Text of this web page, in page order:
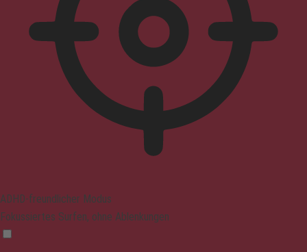
ADHD-freundlicher Modus
Fokussiertes Surfen, ohne Ablenkungen